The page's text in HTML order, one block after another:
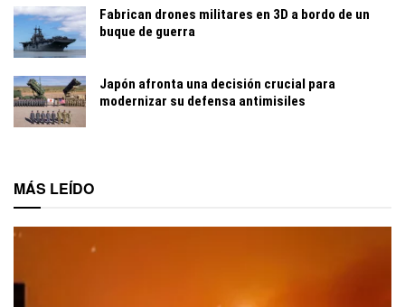
Fabrican drones militares en 3D a bordo de un
buque de guerra
Japón afronta una decisión crucial para
modernizar su defensa antimisiles
MÁS LEÍDO